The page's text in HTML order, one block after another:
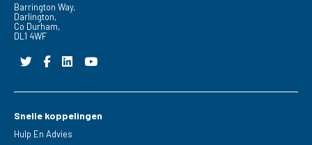
Barrington Way,
Darlington,
Co Durham,
DL1 4WF
Snelle koppelingen
Hulp En Advies